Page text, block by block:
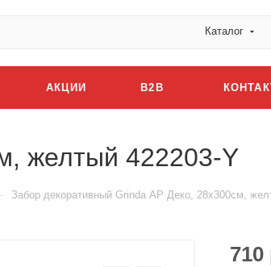
Каталог
АКЦИИ B2B
желтый 422203-Y
Забор декоративный Grinda АР Деко, 28x300см,
710